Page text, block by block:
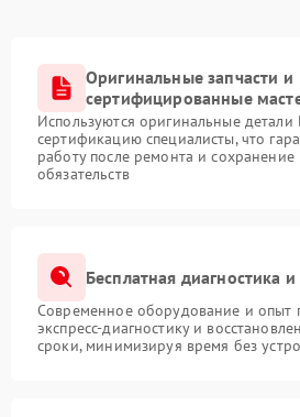
Оригинальные запчасти и
сертифицированные
Используются оригинальные
сертификацию специалисты, что
работу после ремонта и сохранение
обязательств
Бесплатная диагностика
Современное оборудование и опыт
экспресс-диагностику и
сроки, минимизируя время без